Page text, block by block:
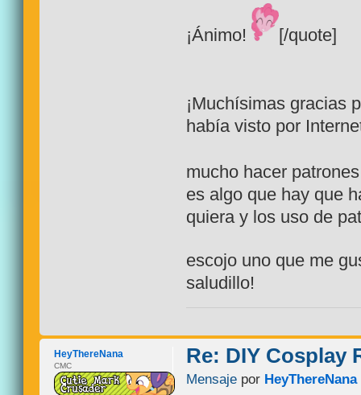
¡Ánimo! [/quote]
¡Muchísimas gracias
había visto por
mucho hacer
es algo que hay que
quiera y los uso de
escojo uno que me
saludillo!
Re: DIY Cosplay
Mensaje por HeyThereNana
HeyThereNana
CMC